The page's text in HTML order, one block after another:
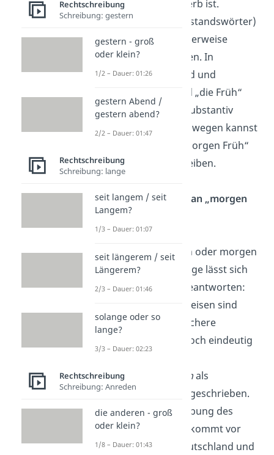
weil es ein Adverb ist.
Adverbien (Umstandswörter)
werden normalerweise
kleingeschrieben. In
Süddeutschland und
Österreich wird „die Früh“
aber auch als Substantiv
verwendet. Deswegen kannst
du „Früh“ in „morgen Früh“
auch großschreiben.
Wie schreibt man „morgen
Früh“ (Duden)?
Heißt
es morgenf rüh oder morgen
Früh ? Diese Frage lässt sich
ganz einfach beantworten:
Beide Schreibweisen sind
richtig.Die
üblichere
ist jedoch eindeutig
sowohl
morgenals
auch
kleingeschrieben.
Die Großschreibung des
Buchstabens
kommt vor
allem in Süddeutschland und
Rechtschreibung
Schreibung: gestern
gestern - groß
oder klein?
1/2 – Dauer: 01:26
gestern Abend /
gestern abend?
2/2 – Dauer: 01:47
Rechtschreibung
Schreibung: lange
seit langem / seit
Langem?
1/3 – Dauer: 01:07
seit längerem / seit
Längerem?
2/3 – Dauer: 01:46
solange oder so
lange?
3/3 – Dauer: 02:23
Rechtschreibung
Schreibung: Anreden
die anderen - groß
oder klein?
1/8 – Dauer: 01:43